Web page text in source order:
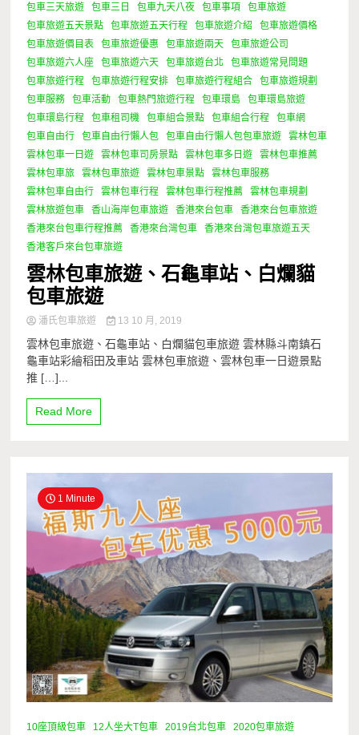
包車三天旅遊
包車三日 包車九天八夜 包車事項
包車旅遊
包車旅遊五天景點
包車旅遊五天行程 包車旅遊介紹
包車旅遊價格
包車旅遊價目表
包車旅遊優惠 包車旅遊兩天
包車旅遊公司
包車旅遊六人座
包車旅遊六天 包車旅遊台北
包車旅遊常見問題
包車旅遊行程
包車旅遊行程安排 包車旅遊行程組合
包車旅遊規劃
包車服務
包車活動 包車熱門旅遊行程 包車環島
包車環島旅遊
包車環島行程
包車租司機 包車組合景點 包車組合行程
包車網
包車自由行
包車自由行懶人包 包車自由行懶人包包車旅遊
雲林包車
雲林包車一日遊
雲林包車司房景點 雲林包車多日遊
雲林包車推薦
雲林包車旅
雲林包車旅遊 雲林包車景點
雲林包車服務
雲林包車自由行
雲林包車行程 雲林包車行程推薦
雲林包車規劃
雲林旅遊包車
香山海岸包車旅遊 香港來台包車
香港來台包車旅遊
香港來台包車行程推薦
香港來台灣包車
香港來台灣包車旅遊五天
香港客戶來台包車旅遊
雲林包車旅遊、石龜車站、白爛貓
包車旅遊
潘氏包車旅遊 13 10 月, 2019
雲林包車旅遊、石龜車站、白爛貓包車旅遊 雲林縣斗南鎮石
龜車站彩繪稻田及車站 雲林包車旅遊、雲林包車一日遊景點
推 […]...
Read More
1 Minute
10座頂級包車 12人坐大T包車 2019台北包車 2020包車旅遊